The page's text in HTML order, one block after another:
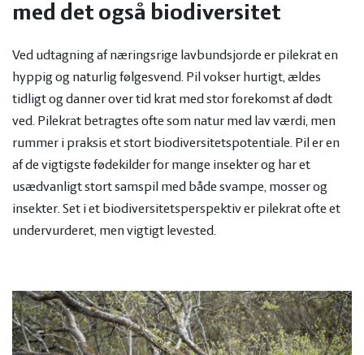
med det også biodiversitet
Ved udtagning af næringsrige lavbundsjorde er pilekrat en
hyppig og naturlig følgesvend. Pil vokser hurtigt, ældes
tidligt og danner over tid krat med stor forekomst af dødt
ved. Pilekrat betragtes ofte som natur med lav værdi, men
rummer i praksis et stort biodiversitetspotentiale. Pil er en
af de vigtigste fødekilder for mange insekter og har et
usædvanligt stort samspil med både svampe, mosser og
insekter. Set i et biodiversitetsperspektiv er pilekrat ofte et
undervurderet, men vigtigt levested.